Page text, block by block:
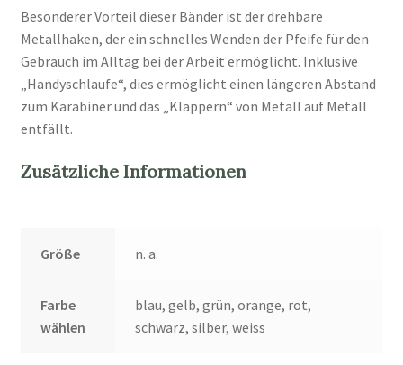
Besonderer Vorteil dieser Bänder ist der drehbare
Metallhaken, der ein schnelles Wenden der Pfeife für den
Gebrauch im Alltag bei der Arbeit ermöglicht. Inklusive
„Handyschlaufe“, dies ermöglicht einen längeren Abstand
zum Karabiner und das „Klappern“ von Metall auf Metall
entfällt.
Zusätzliche Informationen
Größe n. a.
Farbe
wählen
blau, gelb, grün, orange, rot,
schwarz, silber, weiss